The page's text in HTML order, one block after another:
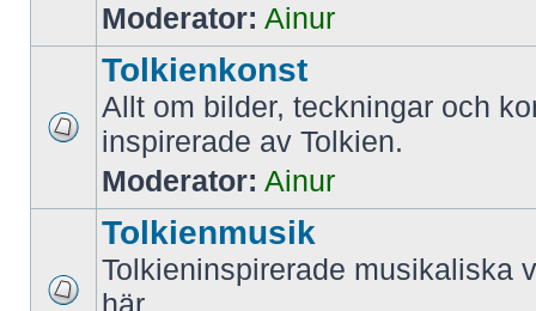
Moderator: Ainur
Tolkienkonst
Allt om bilder, teckningar och
inspirerade av Tolkien.
Moderator: Ainur
Tolkienmusik
Tolkieninspirerade musikaliska
här.